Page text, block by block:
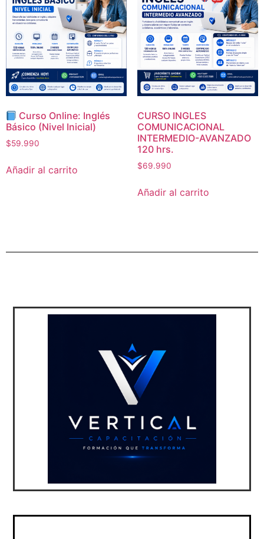
Curso Online: Inglés
Básico (Nivel Inicial)
$59.990
Añadir al carrito
CURSO INGLES
COMUNICACIONAL
INTERMEDIO-AVANZADO
120 hrs.
$69.990
Añadir al carrito